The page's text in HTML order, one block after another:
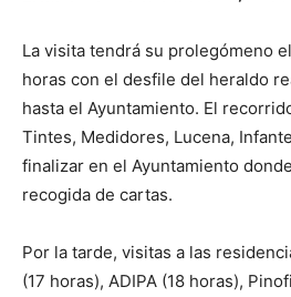
La visita tendrá su prolegómeno
horas con el desfile del heraldo
hasta el Ayuntamiento. El
Tintes, Medidores, Lucena,
finalizar en el Ayuntamiento
recogida de cartas.
Por la tarde, visitas a las
(17 horas), ADIPA (18 horas),